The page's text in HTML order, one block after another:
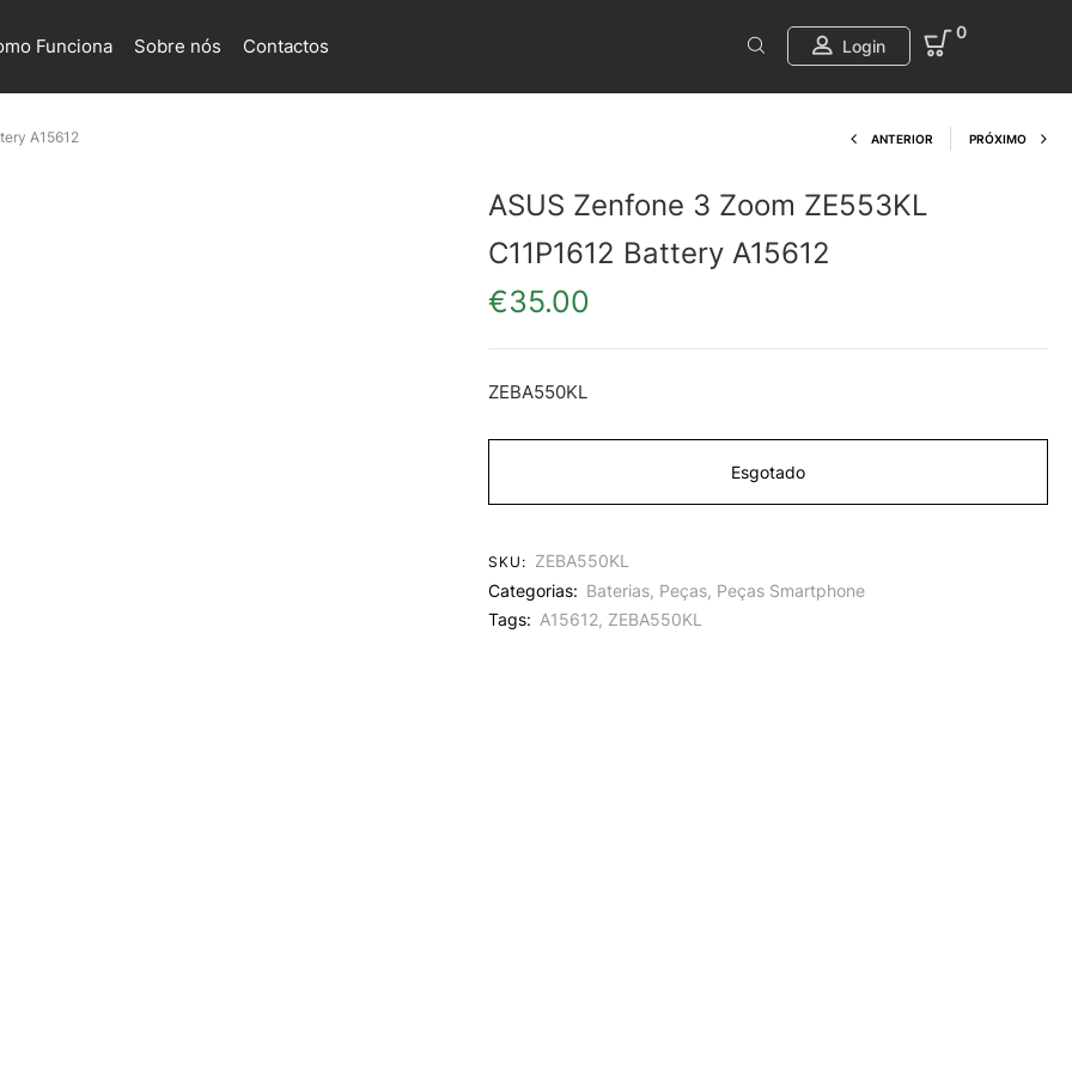
Funciona Sobre nós Contactos Login
0
A15612 Product
ANTERIOR PRÓXIMO
ASUS Zenfone 3 Zoom ZE553KL
C11P1612 Battery A15612
€35.00
ZEBA550KL
Esgotado
SKU: ZEBA550KL
Categorias: Baterias, Peças, Peças Smartphone
Tags: A15612, ZEBA550KL